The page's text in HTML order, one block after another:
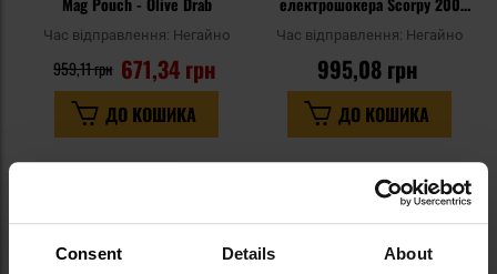
Consent Details About
Час відправлення: Негайно
671,34 грн
959,11 грн
ДО КОШИКА
Час відправлення: Негайно
995,08 грн
ДО КОШИКА
списку
уподобань